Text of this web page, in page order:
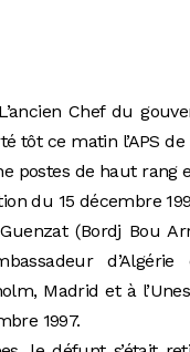
L’ancien Chef du
tôt ce matin l’APS
postes de haut rang
du 15 décembre
(Bordj Bou
Madrid et à
1997.